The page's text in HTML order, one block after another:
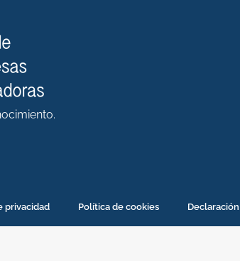
privacidad Política de cookies